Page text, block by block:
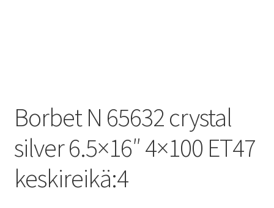
Borbet N 65632 crystal
silver 6.5×16″ 4×100 ET47
keskireikä:4